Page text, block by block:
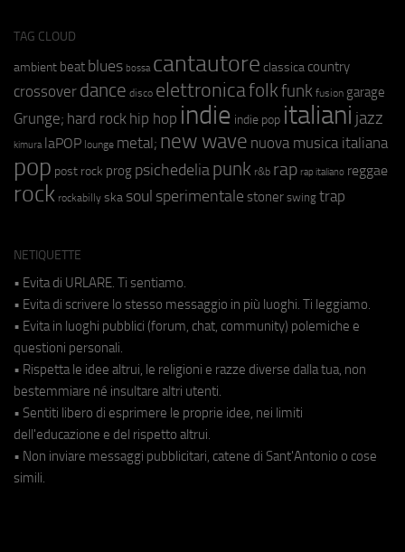
TAG CLOUD
ambient beat blues bossa cantautore classica country
crossover dance disco elettronicafolkfunk fusion garage
Grunge; hard rock hip hop indie indie pop italiani jazz
kimura laPOP lounge metal; new wave nuova musica italiana
pop post rock prog psichedeliapunk r&b rap rap italiano reggae
rock rockabilly ska soul sperimentale stoner swing trap
NETIQUETTE
• Evita di URLARE. Ti sentiamo.
• Evita di scrivere lo stesso messaggio in più luoghi. Ti leggiamo.
• Evita in luoghi pubblici (forum, chat, community) polemiche e
questioni personali.
• Rispetta le idee altrui, le religioni e razze diverse dalla tua, non
bestemmiare né insultare altri utenti.
• Sentiti libero di esprimere le proprie idee, nei limiti
dell'educazione e del rispetto altrui.
• Non inviare messaggi pubblicitari, catene di Sant'Antonio o cose
simili.